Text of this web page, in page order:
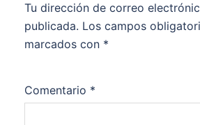
Tu dirección de correo
publicada. Los campos
marcados con *
Comentario *